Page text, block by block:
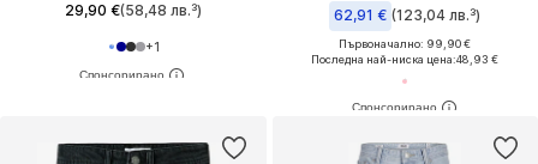
29,90 €(58,48 лв.³)
+1
62,91 € (123,04 лв.³)
Първоначално: 99,90 €
Последна най-ниска цена:48,93 €